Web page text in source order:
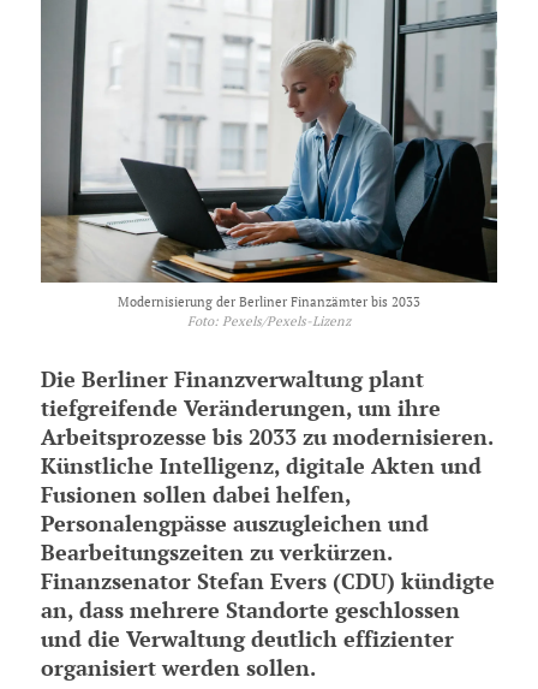
Modernisierung der Berliner Finanzämter bis 2033
Foto: Pexels/Pexels-Lizenz
Die Berliner Finanzverwaltung plant
tiefgreifende Veränderungen, um ihre
Arbeitsprozesse bis 2033 zu modernisieren.
Künstliche Intelligenz, digitale Akten und
Fusionen sollen dabei helfen,
Personalengpässe auszugleichen und
Bearbeitungszeiten zu verkürzen.
Finanzsenator Stefan Evers (CDU) kündigte
an, dass mehrere Standorte geschlossen
und die Verwaltung deutlich effizienter
organisiert werden sollen.